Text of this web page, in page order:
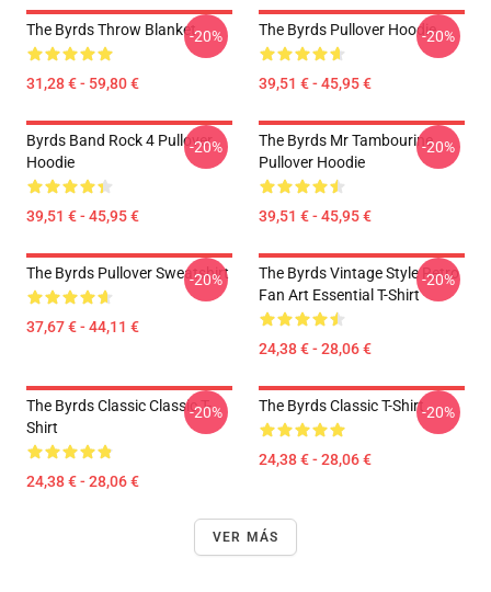
The Byrds Throw Blanket
31,28 € - 59,80 €
-20% The Byrds Pullover Hoodie
39,51 € - 45,95 €
-20%
Byrds Band Rock 4 Pullover
Hoodie
39,51 € - 45,95 €
-20%
The Byrds Mr Tambourine
Pullover Hoodie
39,51 € - 45,95 €
-20%
The Byrds Pullover Sweatshirt
37,67 € - 44,11 €
-20%
The Byrds Vintage Style Retro
Fan Art Essential T-Shirt
24,38 € - 28,06 €
-20%
The Byrds Classic Classic T-
Shirt
24,38 € - 28,06 €
-20% The Byrds Classic T-Shirt
24,38 € - 28,06 €
-20%
VER MÁS